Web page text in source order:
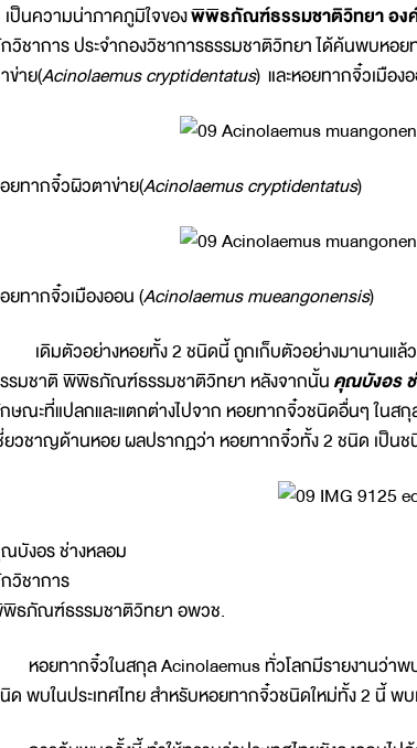
เป็นความน่าภาคภูมิใจของพิพิธภัณฑ์ธรรมชาติวิทยา อ
วิชาการ ประจำกองวิชาการธรรมชาติวิทยา ได้ค้นพบหอ
ข่าย(Acinolaemus cryptidentatus) และหอยทากจิ๋วเมือง
ยทากจิ๋วผิวตาข่าย(Acinolaemus cryptidentatus)
ยทากจิ๋วเมืองออน (Acinolaemus mueangonensis)
เดิมตัวอย่างหอยทั้ง 2 ชนิดนี้ ถูกเก็บตัวอย่างมานานแล้
รมชาติ พิพิธภัณฑ์ธรรมชาติวิทยา หลังจากนั้นคุณบังอร
ษณะที่แปลกและแตกต่างไปจาก หอยทากจิ๋วชนิดอื่นๆ ในส
ยวชาญด้านหอย ผลปรากฏว่า หอยทากจิ๋วทั้ง 2 ชนิด เป็นช
บังอร ช่างหลอม
วิชาการ​
ธภัณฑ์​ธรรมชาติ​วิทยา​ อพวช.​
หอยทากจิ๋วในสกุล Acinolaemus ทั่วโลกมีรายงานว่าพ
ด พบในประเทศไทย สำหรับหอยทากจิ๋วชนิดใหม่ทั้ง 2 นี้ พบ